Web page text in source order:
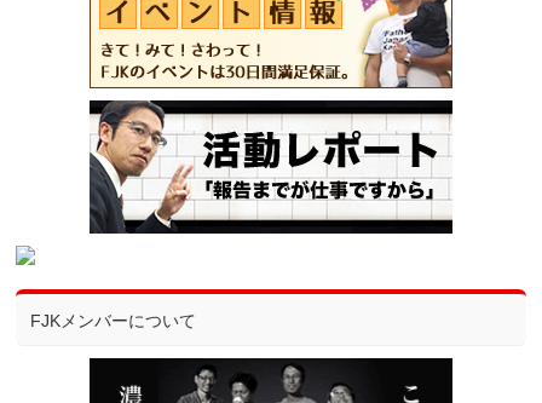
FJKメンバーについて